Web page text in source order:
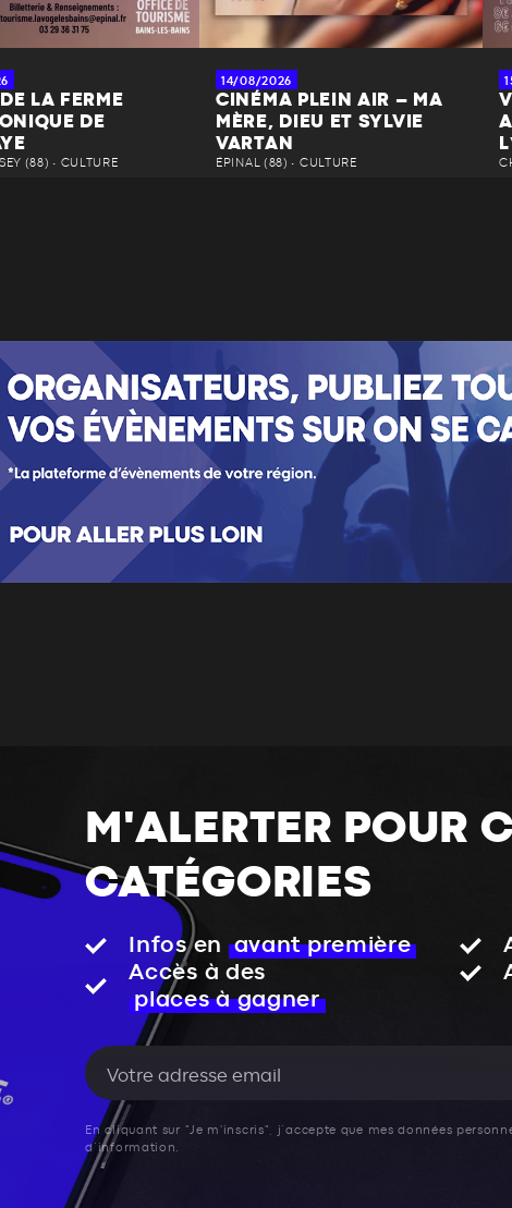
LA FERME
DE
(88) • CULTURE
14/08/2026
CINÉMA PLEIN AIR – MA
MÈRE, DIEU ET SYLVIE
VARTAN
ÉPINAL (88) • CULTURE
M'ALERTER POUR
CATÉGORIES
Infos en avant première
Accès à des
places à gagner
En cliquant sur "Je m'inscris", j’accepte que mes données
d’information.